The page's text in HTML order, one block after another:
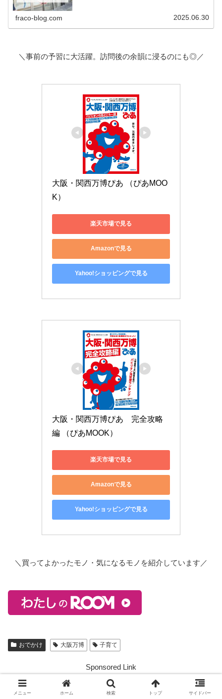
fraco-blog.com 2025.06.30
＼事前の予習に大活躍。訪問後の余韻に浸るのにも◎／
大阪・関西万博ぴあ （ぴあMOO
K）
楽天市場で見る
Amazonで見る
Yahoo!ショッピングで見る
大阪・関西万博ぴあ　完全攻略
編 （ぴあMOOK）
楽天市場で見る
Amazonで見る
Yahoo!ショッピングで見る
＼買ってよかったモノ・気になるモノを紹介しています／
おでかけ 大阪万博 子育て
Sponsored Link
メニュー ホーム 検索 トップ サイドバー